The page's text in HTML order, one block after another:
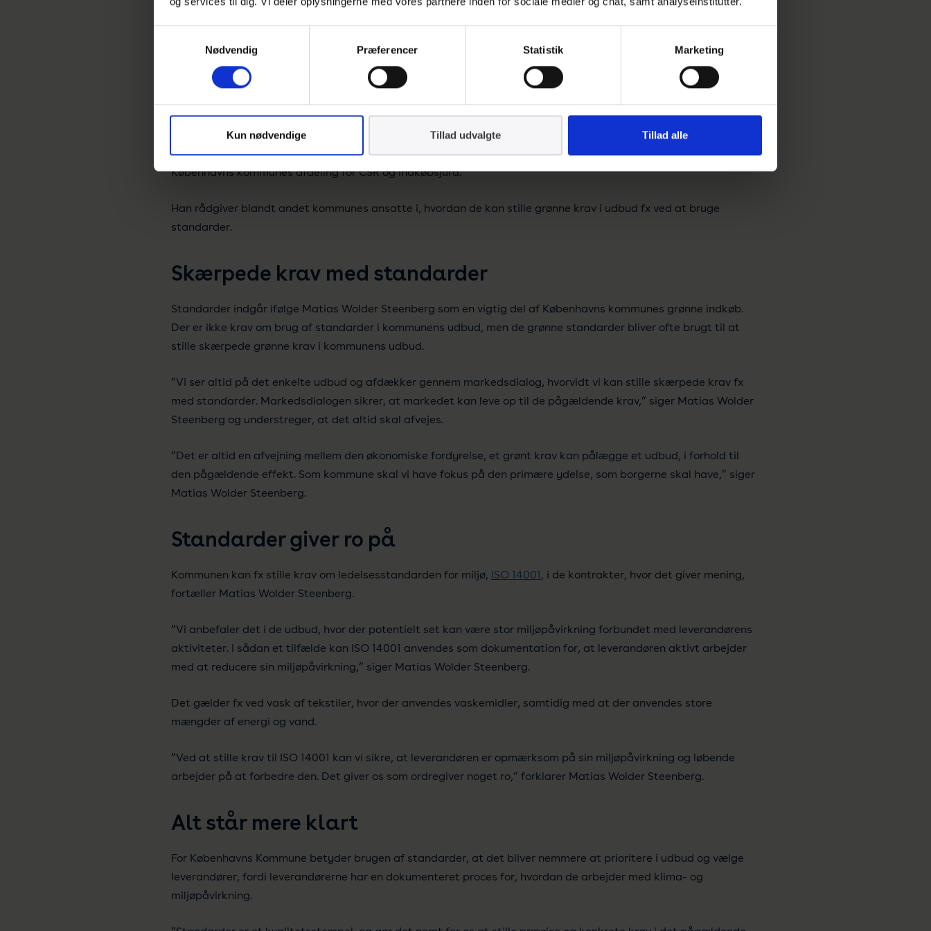
Nødvendig
Præferencer Statistik Marketing
Kun nødvendige Tillad udvalgte Tillad alle
Så grønt som muligt
I Københavns Kommune arbejder man målrettet med at implementere grønne krav i kommunens udbud.
I 2021 blev der bevilliget 5,9 mio. kr. til at styrke kommunens indsats for bæredygtige indkøb. Filosofien er, at der
”Vi forsøger altid at være ambitiøse i vores indkøb, så vi foretager det bedste indkøb for kommunen, samtidig
med at vi reducerer vores klima- og miljøpåvirkning,” fortæller Matias Wolder Steenberg, CSR-konsulent i
Københavns kommunes afdeling for CSR og Indkøbsjura.
Han rådgiver blandt andet kommunes ansatte i, hvordan de kan stille grønne krav i udbud fx ved at bruge
standarder.
Skærpede krav med standarder
Standarder indgår ifølge Matias Wolder Steenberg som en vigtig del af Københavns kommunes grønne indkøb.
Der er ikke krav om brug af standarder i kommunens udbud, men de grønne standarder bliver ofte brugt til at
stille skærpede grønne krav i kommunens udbud.
”Vi ser altid på det enkelte udbud og afdækker gennem markedsdialog, hvorvidt vi kan stille skærpede krav fx
med standarder. Markedsdialogen sikrer, at markedet kan leve op til de pågældende krav,” siger Matias Wolder
Steenberg og understreger, at det altid skal afvejes.
”Det er altid en afvejning mellem den økonomiske fordyrelse, et grønt krav kan pålægge et udbud, i forhold til
den pågældende effekt. Som kommune skal vi have fokus på den primære ydelse, som borgerne skal have,” siger
Matias Wolder Steenberg.
Standarder giver ro på
Kommunen kan fx stille krav om ledelsesstandarden for miljø, ISO 14001, i de kontrakter, hvor det giver mening,
fortæller Matias Wolder Steenberg.
”Vi anbefaler det i de udbud, hvor der potentielt set kan være stor miljøpåvirkning forbundet med leverandørens
aktiviteter. I sådan et tilfælde kan ISO 14001 anvendes som dokumentation for, at leverandøren aktivt arbejder
med at reducere sin miljøpåvirkning,” siger Matias Wolder Steenberg.
Det gælder fx ved vask af tekstiler, hvor der anvendes vaskemidler, samtidig med at der anvendes store
mængder af energi og vand.
”Ved at stille krav til ISO 14001 kan vi sikre, at leverandøren er opmærksom på sin miljøpåvirkning og løbende
arbejder på at forbedre den. Det giver os som ordregiver noget ro,” forklarer Matias Wolder Steenberg.
Alt står mere klart
For Københavns Kommune betyder brugen af standarder, at det bliver nemmere at prioritere i udbud og vælge
leverandører, fordi leverandørerne har en dokumenteret proces for, hvordan de arbejder med klima- og
miljøpåvirkning.